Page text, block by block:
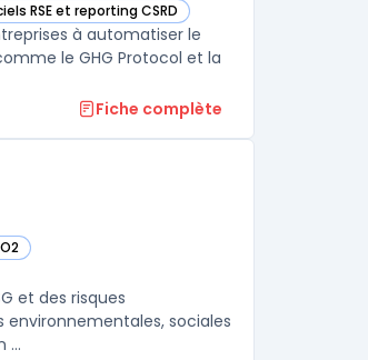
RSE et reporting CSRD
dans cette catégorie
à automatiser le
le GHG Protocol et la
Fiche complète
et des risques
sociales
...